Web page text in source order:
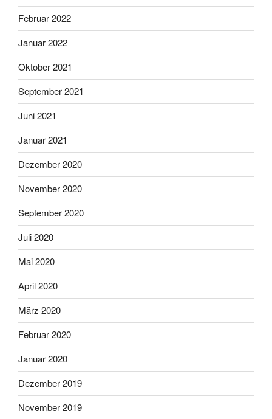
Februar 2022
Januar 2022
Oktober 2021
September 2021
Juni 2021
Januar 2021
Dezember 2020
November 2020
September 2020
Juli 2020
Mai 2020
April 2020
März 2020
Februar 2020
Januar 2020
Dezember 2019
November 2019